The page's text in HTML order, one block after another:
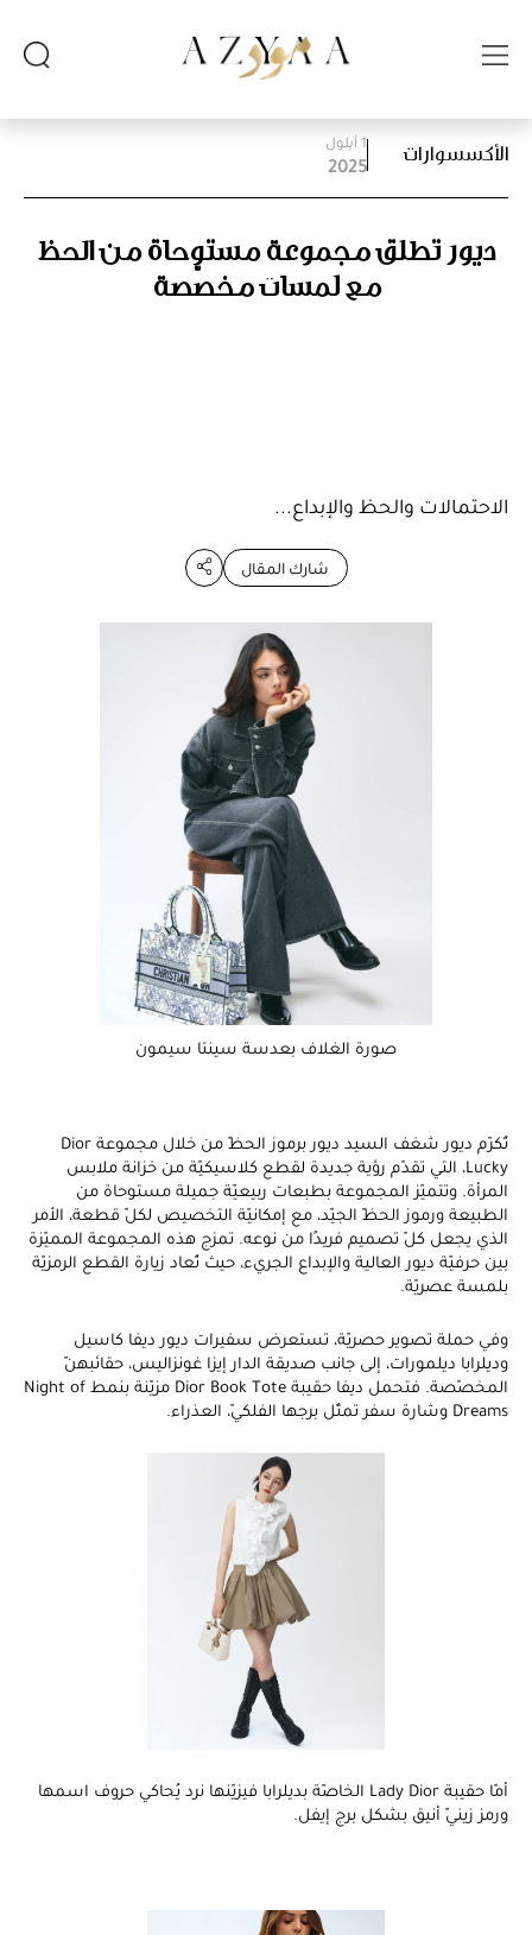
الأكسسوارات 1 أيلول
2025
ديور تطلق مجموعة مستوحاة من الحظ
مع لمسات مخصّصة
الاحتمالات والحظ والإبداع...
شارك المقال
صورة الغلاف بعدسة سينتا سيمون
تُكرّم ديور شغف السيد ديور برموز الحظّ من خلال مجموعة Dior
Lucky، التي تقدّم رؤية جديدة لقطع كلاسيكيّة من خزانة ملابس
المرأة. وتتميّز المجموعة بطبعات ربيعيّة جميلة مستوحاة من
الطبيعة ورموز الحظّ الجيّد، مع إمكانيّة التخصيص لكلّ قطعة، الأمر
الذي يجعل كلّ تصميم فريدًا من نوعه. تمزج هذه المجموعة المميّزة
بين حرفيّة ديور العالية والإبداع الجريء، حيث تُعاد زيارة القطع الرمزيّة
بلمسة عصريّة.
وفي حملة تصوير حصريّة، تستعرض سفيرات ديور ديفا كاسيل
وديلرابا ديلمورات، إلى جانب صديقة الدار إيزا غونزاليس، حقائبهنّ
المخصّصة. فتحمل ديفا حقيبة Dior Book Tote مزيّنة بنمط Night of
Dreams وشارة سفر تمثّل برجها الفلكيّ، العذراء.
أمّا حقيبة Lady Dior الخاصّة بديلرابا فيزيّنها نرد يُحاكي حروف اسمها
ورمز زينيّ أنيق بشكل برج إيفل.